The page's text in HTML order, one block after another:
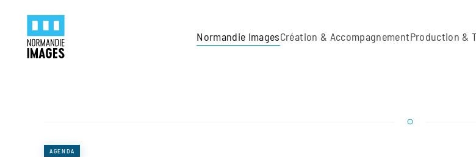
Skip to main content
Normandie ImagesCréation & AccompagnementProduction &
AGENDA